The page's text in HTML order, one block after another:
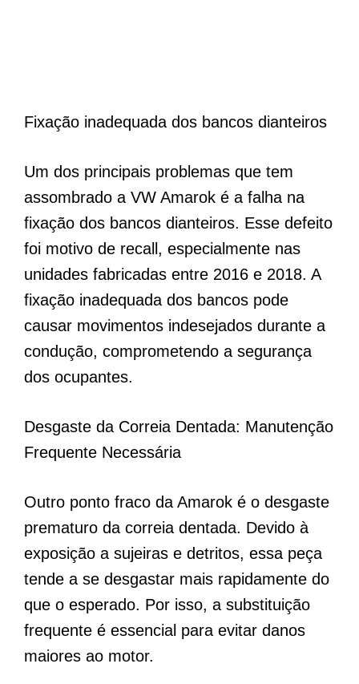
Fixação inadequada dos bancos dianteiros
Um dos principais problemas que tem
assombrado a VW Amarok é a falha na
fixação dos bancos dianteiros. Esse defeito
foi motivo de recall, especialmente nas
unidades fabricadas entre 2016 e 2018. A
fixação inadequada dos bancos pode
causar movimentos indesejados durante a
condução, comprometendo a segurança
dos ocupantes.
Desgaste da Correia Dentada: Manutenção
Frequente Necessária
Outro ponto fraco da Amarok é o desgaste
prematuro da correia dentada. Devido à
exposição a sujeiras e detritos, essa peça
tende a se desgastar mais rapidamente do
que o esperado. Por isso, a substituição
frequente é essencial para evitar danos
maiores ao motor.